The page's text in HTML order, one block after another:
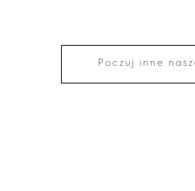
Poczuj inne